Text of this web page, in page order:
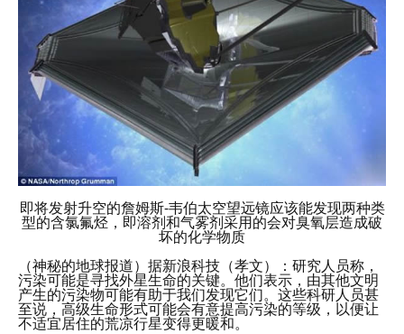
即将发射升空的詹姆斯-韦伯太空望远镜应该能发现两种类
型的含氯氟烃，即溶剂和气雾剂采用的会对臭氧层造成破
坏的化学物质
（神秘的地球报道）据新浪科技（孝文）：研究人员称，
污染可能是寻找外星生命的关键。他们表示，由其他文明
产生的污染物可能有助于我们发现它们。这些科研人员甚
至说，高级生命形式可能会有意提高污染的等级，以便让
不适宜居住的荒凉行星变得更暖和。